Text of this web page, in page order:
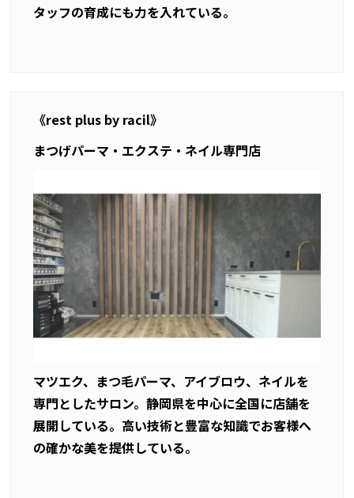
タッフの育成にも力を入れている。
《rest plus by racil》
まつげパーマ・エクステ・ネイル専門店
マツエク、まつ毛パーマ、アイブロウ、ネイルを
専門としたサロン。静岡県を中心に全国に店舗を
展開している。高い技術と豊富な知識でお客様へ
の確かな美を提供している。